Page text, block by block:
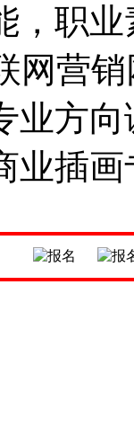
，职
网营
业方
业插